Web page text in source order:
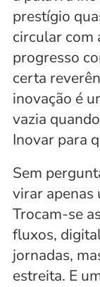
prestígio
circular com
progresso
certa
inovação é
vazia
Inovar para
Sem
virar apenas
Trocam-se
fluxos,
jornadas,
estreita. E